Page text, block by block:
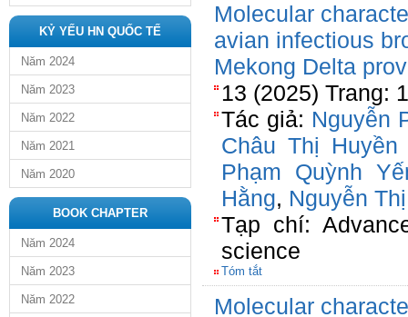
KỶ YẾU HN QUỐC TẾ
Năm 2024
Năm 2023
Năm 2022
Năm 2021
Năm 2020
BOOK CHAPTER
Năm 2024
Năm 2023
Năm 2022
Molecular
avian infectious
Mekong Delta
13 (2025) Trang:
Tác giả: Nguyễn
Châu Thị Huyền
Phạm Quỳnh
Hằng, Nguyễn
Tạp chí:
science
Tóm tắt
Molecular